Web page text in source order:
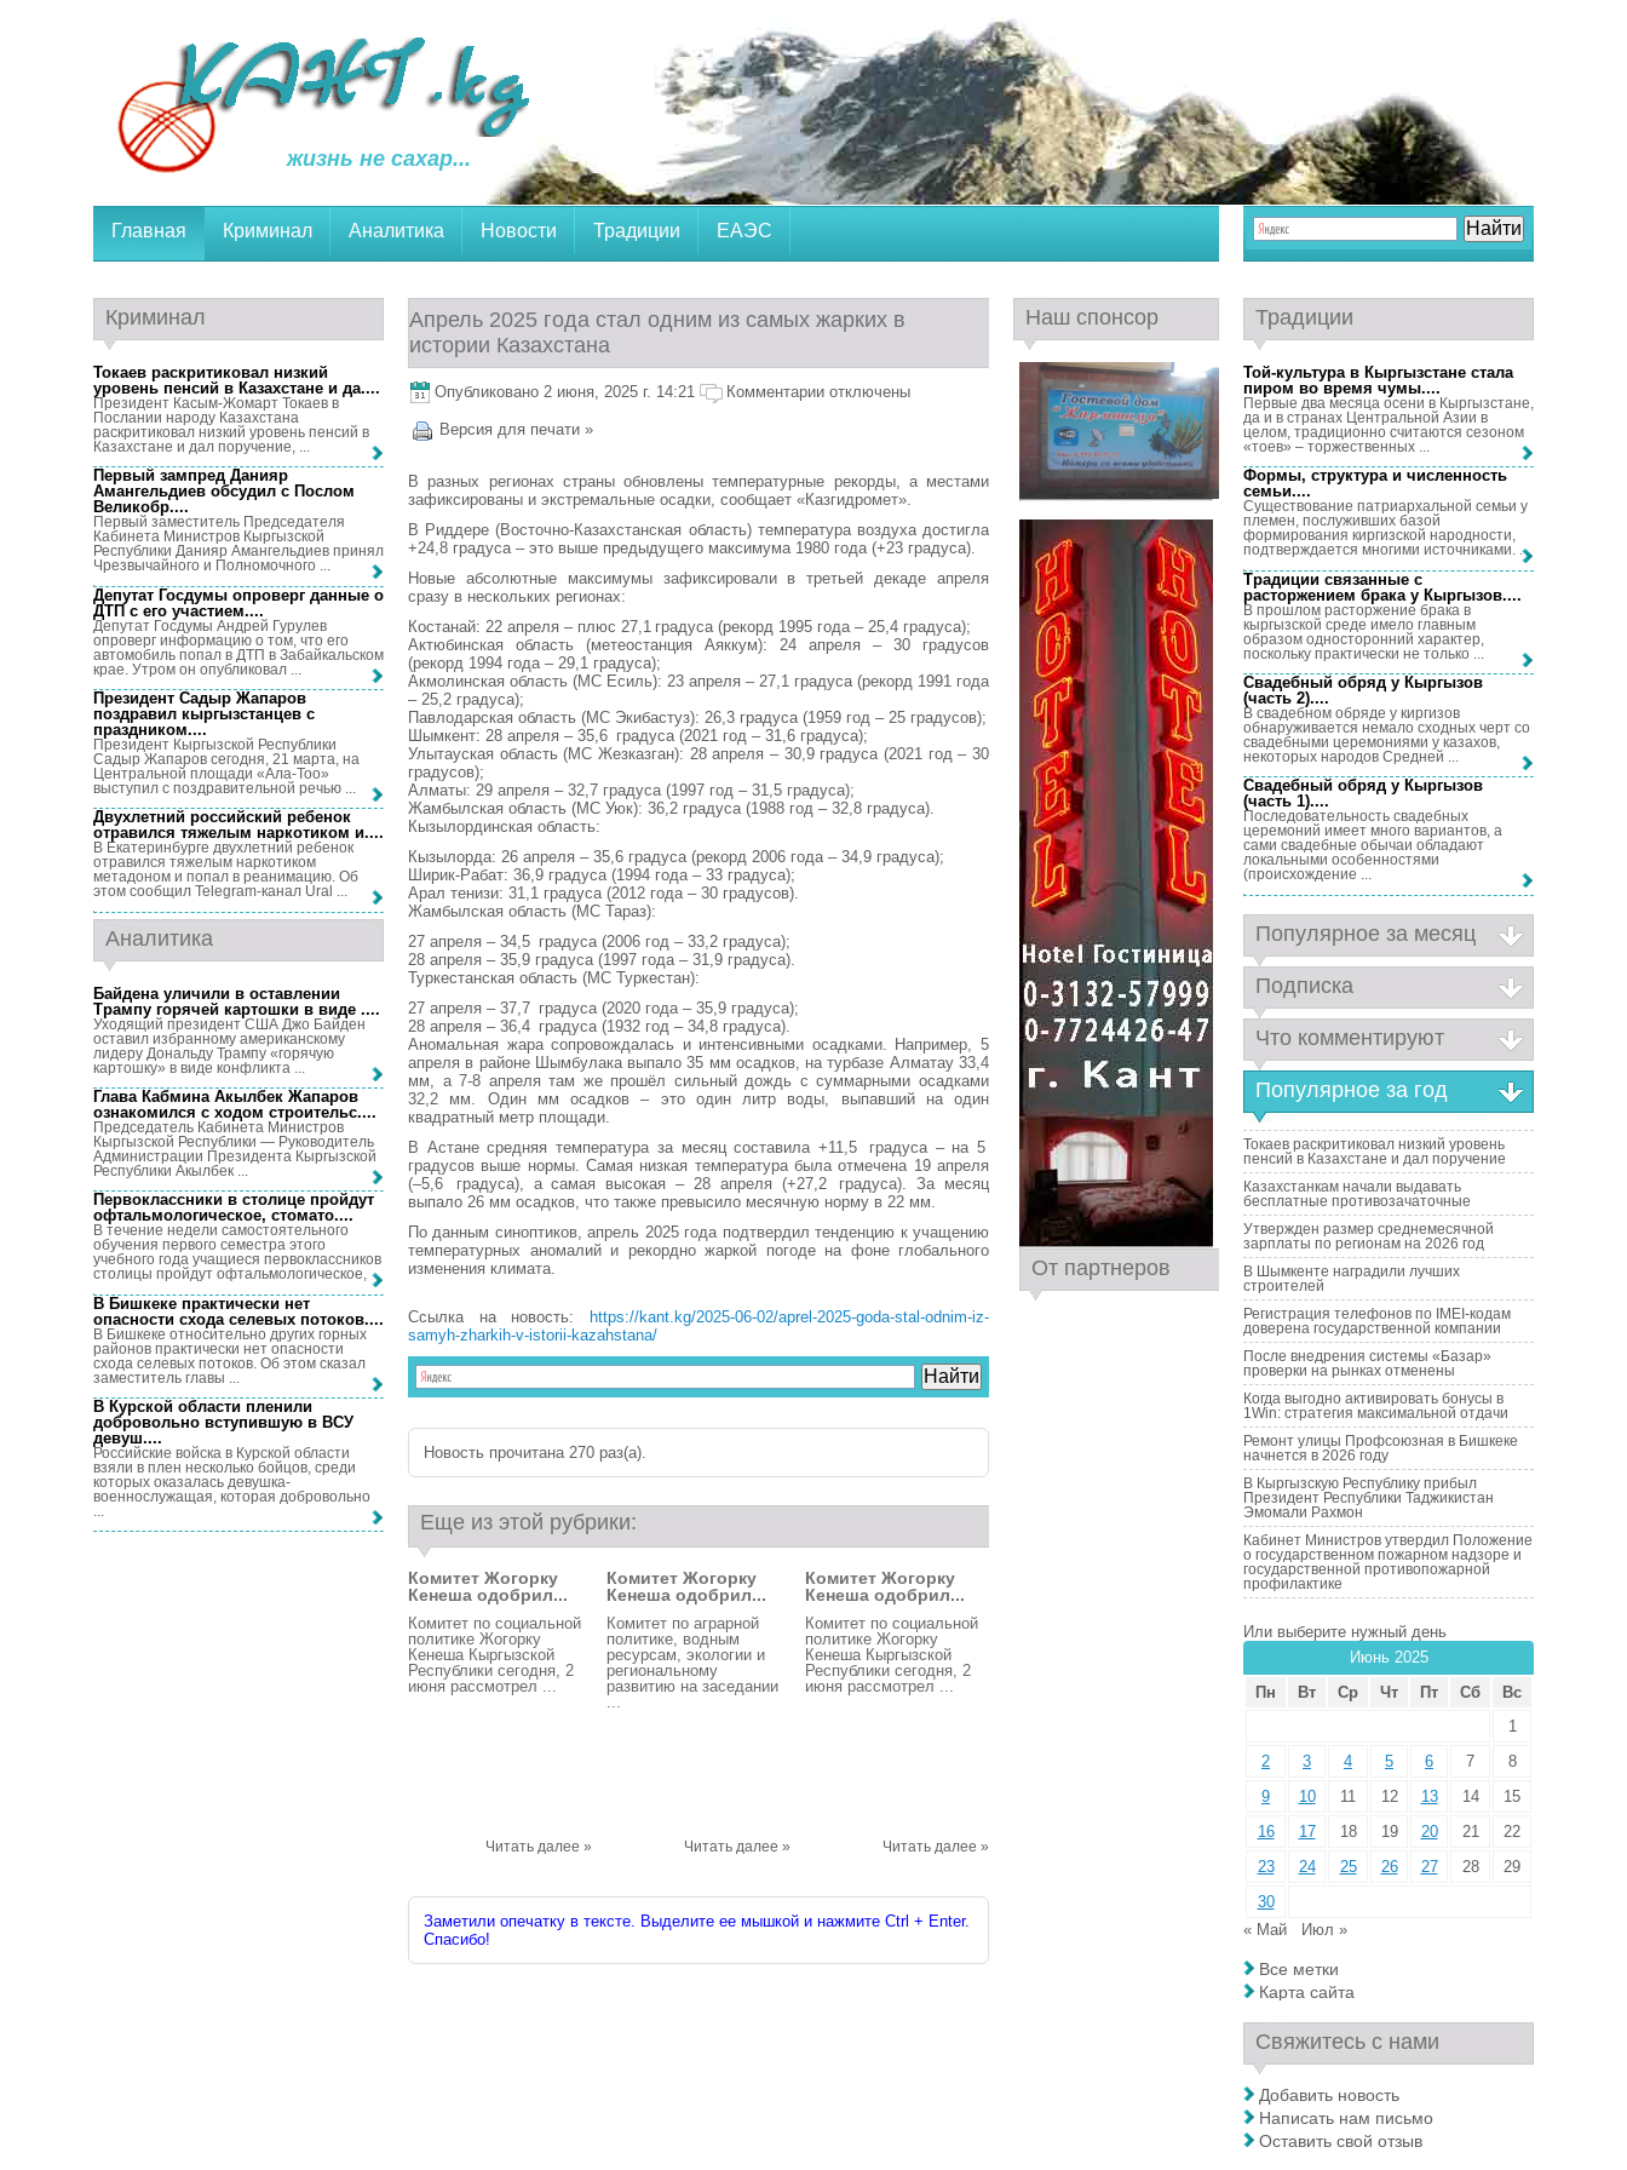
жизнь не сахар...
Главная Криминал Аналитика Новости Традиции ЕАЭС
Апрель 2025 года стал одним из самых жарких в
истории Казахстана
Опубликовано 2 июня, 2025 г. 14:21 Комментарии отключены
Версия для печати »
В разных регионах страны обновлены температурные рекорды, а местами
зафиксированы и экстремальные осадки, сообщает «Казгидромет».
В Риддере (Восточно-Казахстанская область) температура воздуха достигла
+24,8 градуса – это выше предыдущего максимума 1980 года (+23 градуса).
Новые абсолютные максимумы зафиксировали в третьей декаде апреля
сразу в нескольких регионах:
Костанай: 22 апреля – плюс 27,1 градуса (рекорд 1995 года – 25,4 градуса);
Актюбинская область (метеостанция Аяккум): 24 апреля – 30 градусов
(рекорд 1994 года – 29,1 градуса);
Акмолинская область (МС Есиль): 23 апреля – 27,1 градуса (рекорд 1991 года
– 25,2 градуса);
Павлодарская область (МС Экибастуз): 26,3 градуса (1959 год – 25 градусов);
Шымкент: 28 апреля – 35,6 градуса (2021 год – 31,6 градуса);
Улытауская область (МС Жезказган): 28 апреля – 30,9 градуса (2021 год – 30
градусов);
Алматы: 29 апреля – 32,7 градуса (1997 год – 31,5 градуса);
Жамбылская область (МС Уюк): 36,2 градуса (1988 год – 32,8 градуса).
Кызылординская область:
Кызылорда: 26 апреля – 35,6 градуса (рекорд 2006 года – 34,9 градуса);
Ширик-Рабат: 36,9 градуса (1994 года – 33 градуса);
Арал тенизи: 31,1 градуса (2012 года – 30 градусов).
Жамбылская область (МС Тараз):
27 апреля – 34,5 градуса (2006 год – 33,2 градуса);
28 апреля – 35,9 градуса (1997 года – 31,9 градуса).
Туркестанская область (МС Туркестан):
27 апреля – 37,7 градуса (2020 года – 35,9 градуса);
28 апреля – 36,4 градуса (1932 год – 34,8 градуса).
Аномальная жара сопровождалась и интенсивными осадками. Например, 5
апреля в районе Шымбулака выпало 35 мм осадков, на турбазе Алматау 33,4
мм, а 7-8 апреля там же прошёл сильный дождь с суммарными осадками
32,2 мм. Один мм осадков – это один литр воды, выпавший на один
квадратный метр площади.
В Астане средняя температура за месяц составила +11,5 градуса – на 5
градусов выше нормы. Самая низкая температура была отмечена 19 апреля
(–5,6 градуса), а самая высокая – 28 апреля (+27,2 градуса). За месяц
выпало 26 мм осадков, что также превысило месячную норму в 22 мм.
По данным синоптиков, апрель 2025 года подтвердил тенденцию к учащению
температурных аномалий и рекордно жаркой погоде на фоне глобального
изменения климата.
Ссылка на новость:
https://kant.kg/2025-06-02/aprel-2025-goda-stal-odnim-iz-
samyh-zharkih-v-istorii-kazahstana/
Новость прочитана 270 раз(a).
Еще из этой рубрики:
Комитет Жогорку
Кенеша одобрил...
Комитет по социальной
политике Жогорку
Кенеша Кыргызской
Республики сегодня, 2
июня рассмотрел ...
Читать далее »
Комитет Жогорку
Кенеша одобрил...
Комитет по аграрной
политике, водным
ресурсам, экологии и
региональному
развитию на заседании
...
Читать далее »
Комитет Жогорку
Кенеша одобрил...
Комитет по социальной
политике Жогорку
Кенеша Кыргызской
Республики сегодня, 2
июня рассмотрел ...
Читать далее »
Заметили опечатку в тексте. Выделите ее мышкой и нажмите Ctrl + Enter.
Спасибо!
Криминал
Токаев раскритиковал низкий
уровень пенсий в Казахстане и да....
Президент Касым-Жомарт Токаев в
Послании народу Казахстана
раскритиковал низкий уровень пенсий в
Казахстане и дал поручение, ...
Первый зампред Данияр
Амангельдиев обсудил с Послом
Великобр....
Первый заместитель Председателя
Кабинета Министров Кыргызской
Республики Данияр Амангельдиев принял
Чрезвычайного и Полномочного ...
Депутат Госдумы опроверг данные о
ДТП с его участием....
Депутат Госдумы Андрей Гурулев
опроверг информацию о том, что его
автомобиль попал в ДТП в Забайкальском
крае. Утром он опубликовал ...
Президент Садыр Жапаров
поздравил кыргызстанцев с
праздником....
Президент Кыргызской Республики
Садыр Жапаров сегодня, 21 марта, на
Центральной площади «Ала-Тоо»
выступил с поздравительной речью ...
Двухлетний российский ребенок
отравился тяжелым наркотиком и....
В Екатеринбурге двухлетний ребенок
отравился тяжелым наркотиком
метадоном и попал в реанимацию. Об
этом сообщил Telegram-канал Ural ...
Аналитика
Байдена уличили в оставлении
Трампу горячей картошки в виде ....
Уходящий президент США Джо Байден
оставил избранному американскому
лидеру Дональду Трампу «горячую
картошку» в виде конфликта ...
Глава Кабмина Акылбек Жапаров
ознакомился с ходом строительс....
Председатель Кабинета Министров
Кыргызской Республики — Руководитель
Администрации Президента Кыргызской
Республики Акылбек ...
Первоклассники в столице пройдут
офтальмологическое, стомато....
В течение недели самостоятельного
обучения первого семестра этого
учебного года учащиеся первоклассников
столицы пройдут офтальмологическое, ...
В Бишкеке практически нет
опасности схода селевых потоков....
В Бишкеке относительно других горных
районов практически нет опасности
схода селевых потоков. Об этом сказал
заместитель главы ...
В Курской области пленили
добровольно вступившую в ВСУ
девуш....
Российские войска в Курской области
взяли в плен несколько бойцов, среди
которых оказалась девушка-
военнослужащая, которая добровольно
...
Наш спонсор
От партнеров
Традиции
Той-культура в Кыргызстане стала
пиром во время чумы....
Первые два месяца осени в Кыргызстане,
да и в странах Центральной Азии в
целом, традиционно считаются сезоном
«тоев» – торжественных ...
Формы, структура и численность
семьи....
Существование патриархальной семьи у
племен, послуживших базой
формирования киргизской народности,
подтверждается многими источниками. ...
Традиции связанные с
расторжением брака у Кыргызов....
В прошлом расторжение брака в
кыргызской среде имело главным
образом односторонний характер,
поскольку практически не только ...
Свадебный обряд у Кыргызов
(часть 2)....
В свадебном обряде у киргизов
обнаруживается немало сходных черт со
свадебными церемониями у казахов,
некоторых народов Средней ...
Свадебный обряд у Кыргызов
(часть 1)....
Последовательность свадебных
церемоний имеет много вариантов, а
сами свадебные обычаи обладают
локальными особенностями
(происхождение ...
Популярное за месяц
Подписка
Что комментируют
Популярное за год
Токаев раскритиковал низкий уровень
пенсий в Казахстане и дал поручение
Казахстанкам начали выдавать
бесплатные противозачаточные
Утвержден размер среднемесячной
зарплаты по регионам на 2026 год
В Шымкенте наградили лучших
строителей
Регистрация телефонов по IMEI-кодам
доверена государственной компании
После внедрения системы «Базар»
проверки на рынках отменены
Когда выгодно активировать бонусы в
1Win: стратегия максимальной отдачи
Ремонт улицы Профсоюзная в Бишкеке
начнется в 2026 году
В Кыргызскую Республику прибыл
Президент Республики Таджикистан
Эмомали Рахмон
Кабинет Министров утвердил Положение
о государственном пожарном надзоре и
государственной противопожарной
профилактике
Или выберите нужный день
Июнь 2025
Пн
Вт Ср Чт Пт Сб
Вс
1
2
3 4 5 6 7
8
9
10 11 12 13 14
15
16
17 18 19 20 21
22
23
24 25 26 27 28
29
30
« Май
Июл »
Все метки
Карта сайта
Свяжитесь с нами
Добавить новость
Написать нам письмо
Оставить свой отзыв